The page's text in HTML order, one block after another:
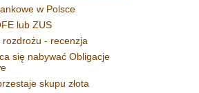
w Polsce
lub ZUS
rozdrożu - recenzja
się nabywać Obligacje
skupu złota